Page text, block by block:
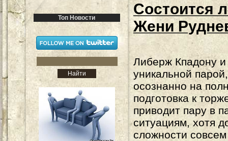
Топ Новости
Состоится
Жени
Либерж Кпадону
уникальной
осознанно на
подготовка к
приводит пару в
ситуациям, хотя
сложности